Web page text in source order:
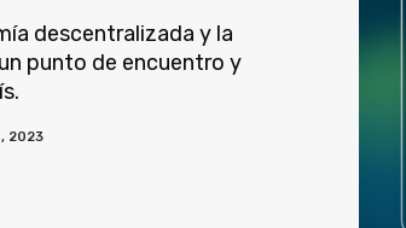
descentralizada y la
punto de encuentro y
2023